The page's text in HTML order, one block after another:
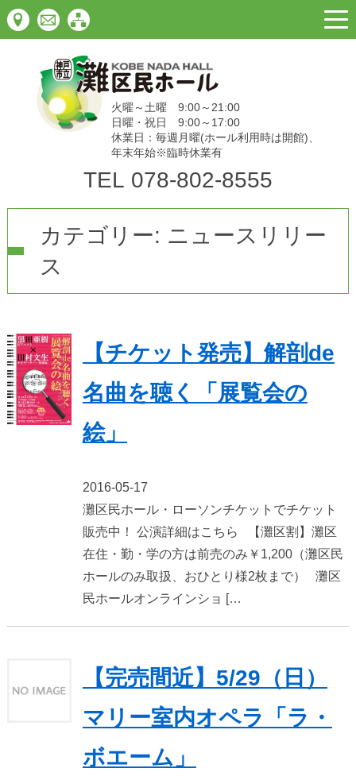
火曜～土曜 9:00～21:00
日曜・祝日 9:00～17:00
休業日：毎週月曜(ホール利用時は開館)、
年末年始※臨時休業有
TEL 078-802-8555
カテゴリー: ニュースリリー
ス
【チケット発売】解剖de
名曲を聴く「展覧会の
絵」
2016-05-17
灘区民ホール・ローソンチケットでチケット
販売中！ 公演詳細はこちら 【灘区割】灘区
在住・勤・学の方は前売のみ￥1,200（灘区民
ホールのみ取扱、おひとり様2枚まで） 灘区
民ホールオンラインショ […
【完売間近】5/29（日）
マリー室内オペラ「ラ・
ボエーム」